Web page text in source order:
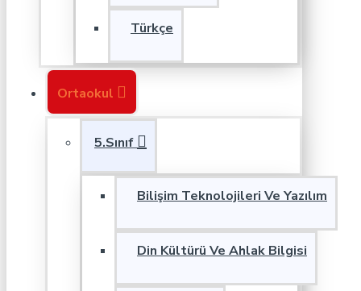
Türkçe
Ortaokul
5.Sınıf
Bilişim Teknolojileri Ve Yazılım
Din Kültürü Ve Ahlak Bilgisi